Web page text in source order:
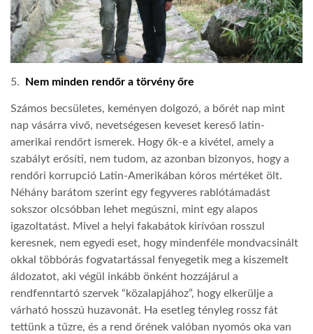
5. Nem minden rendőr a törvény őre
Számos becsületes, keményen dolgozó, a bőrét nap mint
nap vásárra vivő, nevetségesen keveset kereső latin-
amerikai rendőrt ismerek. Hogy ők-e a kivétel, amely a
szabályt erősíti, nem tudom, az azonban bizonyos, hogy a
rendőri korrupció Latin-Amerikában kóros mértéket ölt.
Néhány barátom szerint egy fegyveres rablótámadást
sokszor olcsóbban lehet megúszni, mint egy alapos
igazoltatást. Mivel a helyi fakabátok kirívóan rosszul
keresnek, nem egyedi eset, hogy mindenféle mondvacsinált
okkal többórás fogvatartással fenyegetik meg a kiszemelt
áldozatot, aki végül inkább önként hozzájárul a
rendfenntartó szervek “közalapjához”, hogy elkerülje a
várható hosszú huzavonát. Ha esetleg tényleg rossz fát
tettünk a tűzre, és a rend őrének valóban nyomós oka van